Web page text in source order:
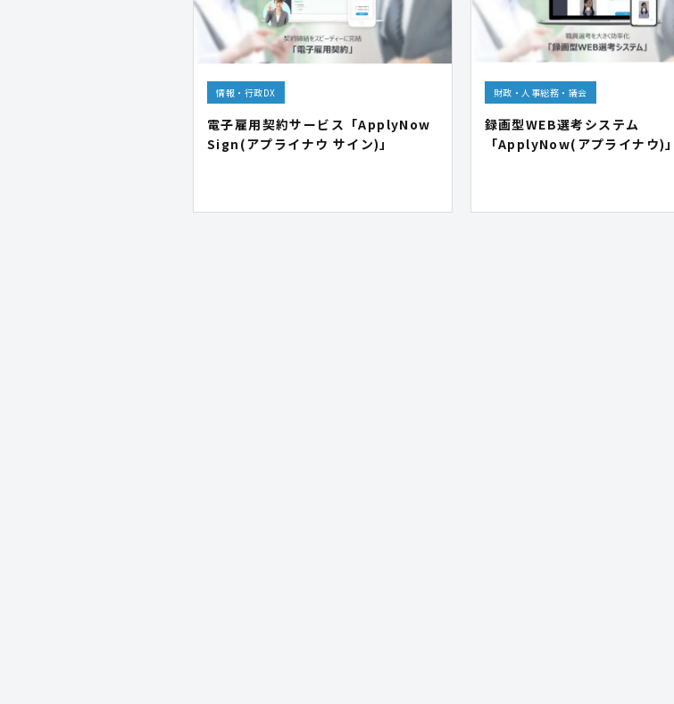
情報・行政DX
電子雇用契約サービス「ApplyNow
Sign(アプライナウ サイン)」
財政・人事総務・議会
録画型WEB選考システム
「ApplyNow(アプライナウ)」